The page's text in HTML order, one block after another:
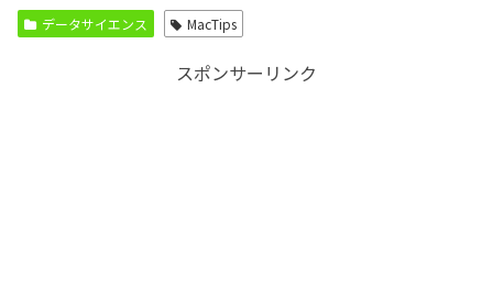
データサイエンス MacTips
スポンサーリンク